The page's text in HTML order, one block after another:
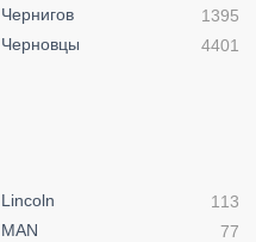
Чернигов
1395
Черновцы
4401
Lincoln
113
MAN
77